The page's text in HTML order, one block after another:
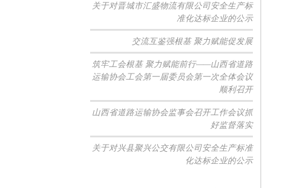
关于对晋城市汇盛物流有限公司安全生产标
准化达标企业的公示
交流互鉴强根基 聚力赋能促发展
筑牢工会根基 聚力赋能前行——山西省道路
运输协会工会第一届委员会第一次全体会议
顺利召开
山西省道路运输协会监事会召开工作会议抓
好监督落实
关于对兴县聚兴公交有限公司安全生产标准
化达标企业的公示